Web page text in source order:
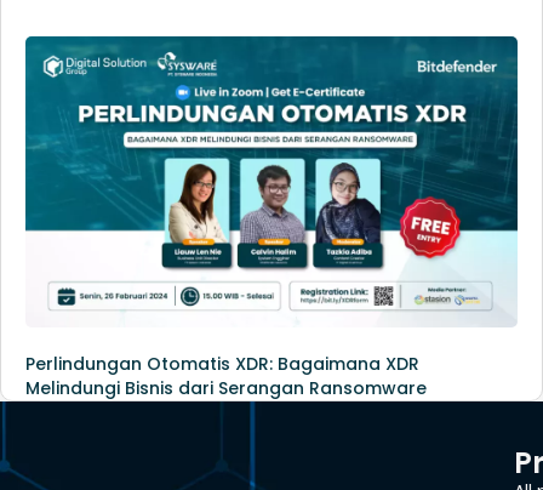
Perlindungan Otomatis XDR: Bagaimana XDR
Melindungi Bisnis dari Serangan Ransomware